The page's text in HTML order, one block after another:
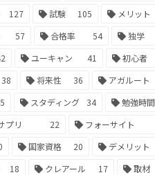
127 試験 105 メリット
57 合格率 54 独学
ユーキャン 41 初心者
38 将来性 36 アガルート
スタディング 34 勉強時間
プリ
22 フォーサイト
国家資格 20 デメリット
18 クレアール 17 取材